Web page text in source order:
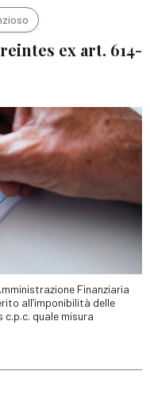
ex art. 614-
Finanziaria
all’imponibilità delle
c.p.c. quale misura